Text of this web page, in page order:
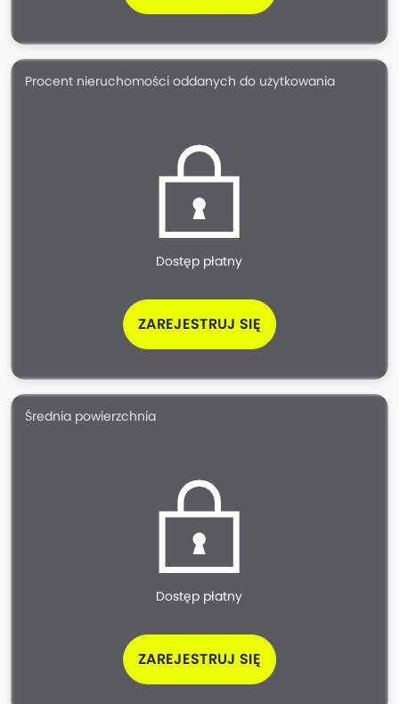
Procent nieruchomości oddanych do użytkowania
Dostęp płatny
ZAREJESTRUJ SIĘ
Średnia powierzchnia
Dostęp płatny
ZAREJESTRUJ SIĘ